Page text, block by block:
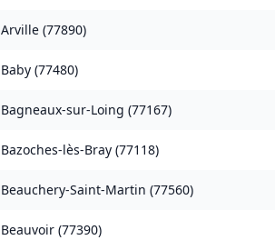
Arville (77890)
Baby (77480)
Bagneaux-sur-Loing (77167)
Bazoches-lès-Bray (77118)
Beauchery-Saint-Martin (77560)
Beauvoir (77390)